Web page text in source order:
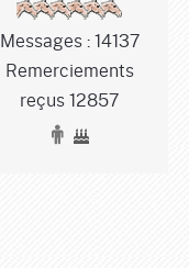
Messages : 14137
Remerciements
reçus 12857